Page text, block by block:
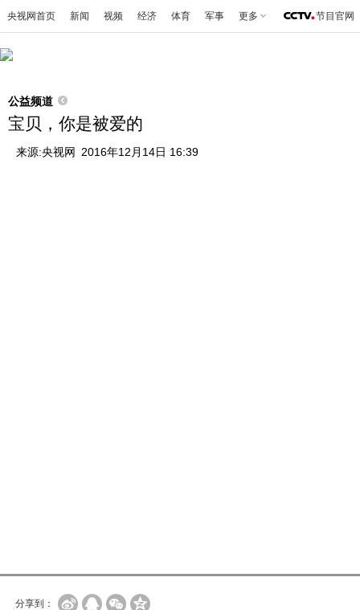
央视网首页 新闻 视频 经济 体育 军事 更多 节目官网
公益频道
宝贝，你是被爱的
来源:央视网 2016年12月14日 16:39
分享到：